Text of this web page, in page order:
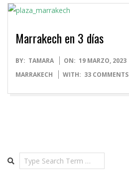
Marrakech en 3 días
2023-
03-
BY: TAMARA ON: 19 MARZO, 2023
MARRAKECH
WITH: 33 COMMENTS
Search